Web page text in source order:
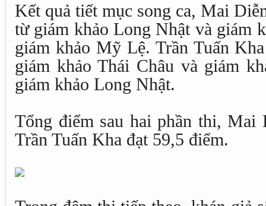
Kết quả tiết mục song ca, Mai
từ giám khảo Long Nhật và giám
giám khảo Mỹ Lệ. Trần Tuấn
giám khảo Thái Châu và giám
giám khảo Long Nhật.
Tổng điểm sau hai phần thi,
Trần Tuấn Kha đạt 59,5 điểm.